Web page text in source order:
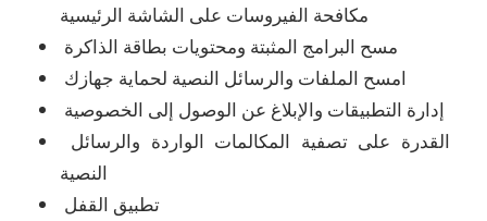
مكافحة الفيروسات على الشاشة الرئيسية
مسح البرامج المثبتة ومحتويات بطاقة الذاكرة
امسح الملفات والرسائل النصية لحماية جهازك
إدارة التطبيقات والإبلاغ عن الوصول إلى الخصوصية
النصية
تطبيق القفل